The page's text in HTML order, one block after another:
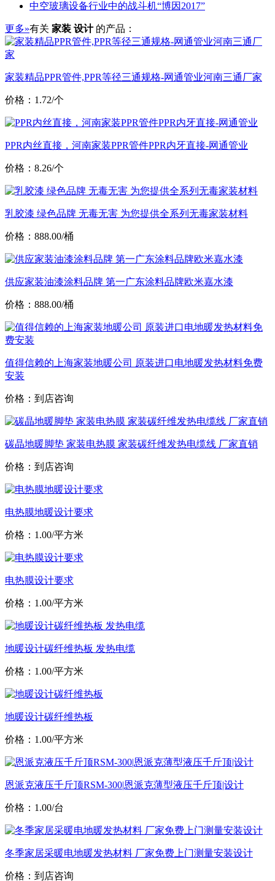
中空玻璃设备行业中的战斗机“博因2017”
更多»有关 家装 设计 的产品：
家装精品PPR管件,PPR等径三通规格-网通管业河南三通厂家
价格：1.72/个
PPR内丝直接，河南家装PPR管件PPR内牙直接-网通管业
价格：8.26/个
乳胶漆 绿色品牌 无毒无害 为您提供全系列无毒家装材料
价格：888.00/桶
供应家装油漆涂料品牌 第一广东涂料品牌欧米嘉水漆
价格：888.00/桶
值得信赖的上海家装地暖公司 原装进口电地暖发热材料免费
安装
价格：到店咨询
碳晶地暖脚垫 家装电热膜 家装碳纤维发热电缆线 厂家直销
价格：到店咨询
电热膜地暖设计要求
价格：1.00/平方米
电热膜设计要求
价格：1.00/平方米
地暖设计碳纤维热板 发热电缆
价格：1.00/平方米
地暖设计碳纤维热板
价格：1.00/平方米
恩派克液压千斤顶RSM-300|恩派克薄型液压千斤顶|设计
价格：1.00/台
冬季家居采暖电地暖发热材料 厂家免费上门测量安装设计
价格：到店咨询